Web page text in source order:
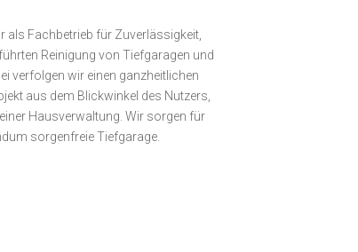
als Fachbetrieb für Zuverlässigkeit,
Reinigung von Tiefgaragen und
verfolgen wir einen ganzheitlichen
aus dem Blickwinkel des Nutzers,
Hausverwaltung. Wir sorgen für
sorgenfreie Tiefgarage.